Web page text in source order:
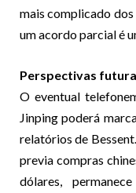
mais complicado
um acordo parcial é
Perspectivas
O eventual
Jinping poderá
relatórios de
previa compras
dólares,